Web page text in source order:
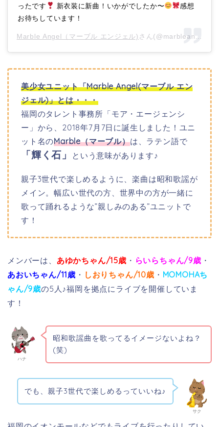
ったです
新衣装に新曲！いかがでしたか〜
感想
お待ちしています！
Marble Angel（マーブル エンジェル) さん
美少女ユニット「Marble Angel(マーブル エン
ジェル)」とは・・・
福岡のタレント事務所「モア・エージェンシ
ー」から、 2018年7月7日に誕生しました！ユニ
ット名のMarble（マーブル）は、ラテン語で
「輝く石」 という意味があります♪
親子3世代で楽しめるように、楽曲は昭和歌謡が
メイン。幅広い世代の方、世界中の方が一緒に
歌って踊れるような”親しみのある”ユニットで
す！
メンバーは、 あゆかちゃん/15歳 ・ らいらちゃん/9歳 ・
あおいちゃん/11歳 ・ しおりちゃん/10歳 ・ MOMOHAち
ゃん/9歳の5人♪福岡を拠点にライブを開催していま
す！
ハナ
昭和歌謡曲を歌ってるイメージないよね？
(笑)
サク
でも、親子3世代で楽しめるっていいね♪